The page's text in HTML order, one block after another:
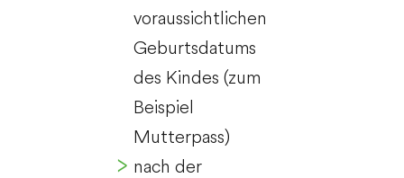
voraussichtlichen
Geburtsdatums
des Kindes (zum
Beispiel
Mutterpass)
nach der